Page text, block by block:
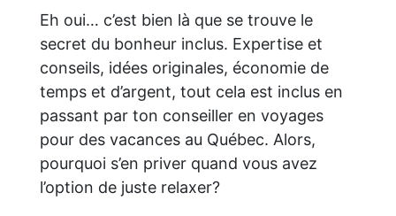
Eh oui… c’est bien là que se trouve le
secret du bonheur inclus. Expertise et
conseils, idées originales, économie de
temps et d’argent, tout cela est inclus en
passant par ton conseiller en voyages
pour des vacances au Québec. Alors,
pourquoi s’en priver quand vous avez
l’option de juste relaxer?